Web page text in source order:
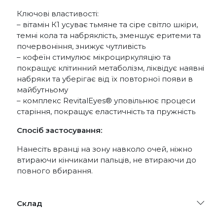
Ключові властивості:
– вітамін К1 усуває тьмяне та сіре світло шкіри,
темні кола та набряклість, зменшує еритеми та
почервоніння, знижує чутливість
– кофеїн стимулює мікроциркуляцію та
покращує клітинний метаболізм, ліквідує наявні
набряки та уберігає від їх повторної появи в
майбутньому
– комплекс RevitalEyes® уповільнює процеси
старіння, покращує еластичність та пружність
Спосіб застосування:
Нанесіть вранці на зону навколо очей, ніжно
втираючи кінчиками пальців, не втираючи до
повного вбирання.
Склад